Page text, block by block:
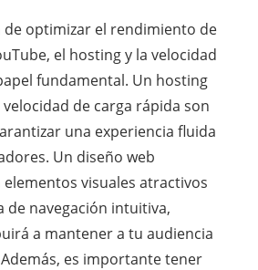
de optimizar el rendimiento de
el hosting y la velocidad
fundamental. Un hosting
de carga rápida son
una experiencia fluida
Un diseño web
visuales atractivos
de navegación intuitiva,
a mantener a tu audiencia
es importante tener